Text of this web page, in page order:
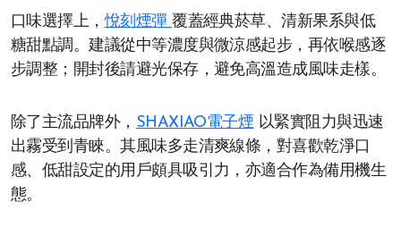
口味選擇上，悅刻煙彈覆蓋經典菸草、清新果系與低
糖甜點調。建議從中等濃度與微涼感起步，再依喉感逐
步調整；開封後請避光保存，避免高溫造成風味走樣。
除了主流品牌外， SHAXIAO電子煙以緊實阻力與迅速
出霧受到青睞。其風味多走清爽線條，對喜歡乾淨口
感、低甜設定的用戶頗具吸引力，亦適合作為備用機生
態。